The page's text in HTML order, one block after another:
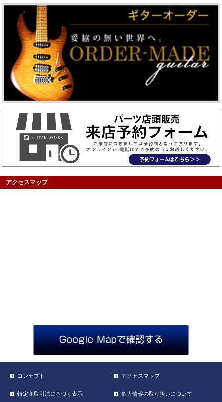
アクセスマップ
コンセプト アクセスマップ
特定商取引法に基づく表示 個人情報の取り扱いについて